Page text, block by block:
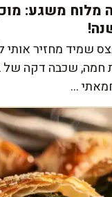
שמיד מחזיר אותי
שכבה דקה של
...